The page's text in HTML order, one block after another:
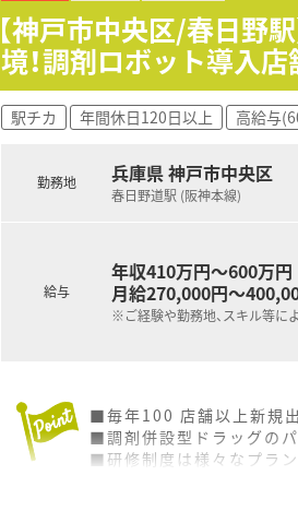
【神戸市中央区/春日
境！調剤ロボット導入
駅チカ 年間休日120日以上 高給与
勤務地 兵庫県 神戸市中央区
春日野道駅 (阪神本線)
給与
年収410万円～600万円
月給270,000円～
※ご経験や勤務地、スキル等に
■毎年100 店舗以上新規
■調剤併設型ドラッグのパ
■研修制度は様々なプラ